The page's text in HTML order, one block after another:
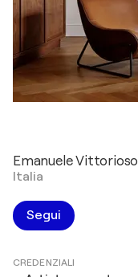
Emanuele Vittorioso
Italia
Segui
CREDENZIALI